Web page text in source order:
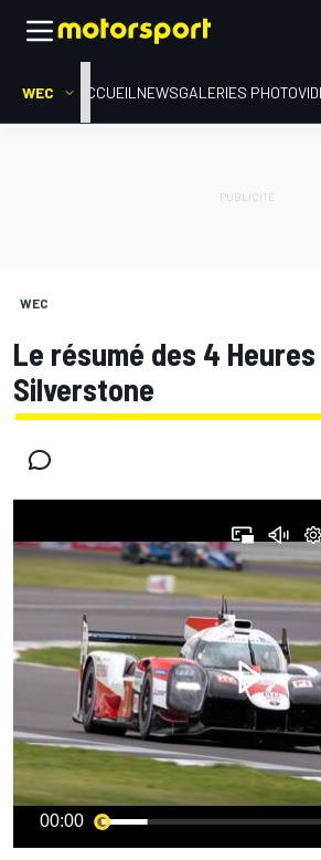
WEC ACCUEIL NEWSGALERIES PHOTO
WEC
Le résumé des 4
Silverstone
00:00